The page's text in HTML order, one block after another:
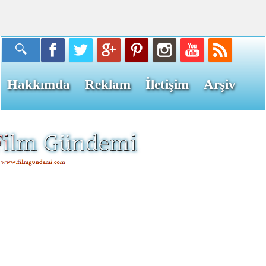
Hakkımda Reklam İletişim Arşiv